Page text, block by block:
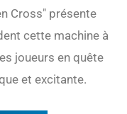
Cross" présente
cette machine à
joueurs en quête
et excitante.